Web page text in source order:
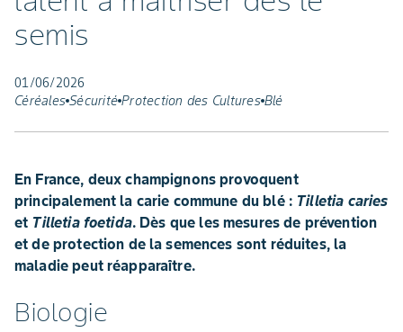
semis
01/06/2026
Céréales Sécurité Protection des Cultures Blé
En France, deux champignons provoquent
principalement la carie commune du blé : Tilletia caries
et Tilletia foetida. Dès que les mesures de prévention
et de protection de la semences sont réduites, la
maladie peut réapparaître.
Biologie